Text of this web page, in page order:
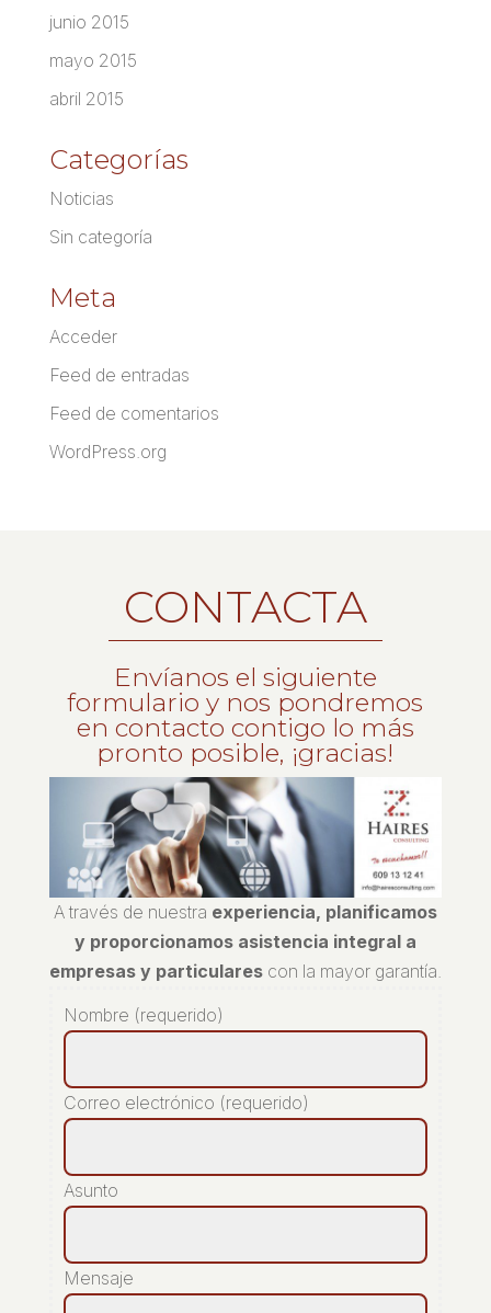
junio 2015
mayo 2015
abril 2015
Categorías
Noticias
Sin categoría
Meta
Acceder
Feed de entradas
Feed de comentarios
WordPress.org
CONTACTA
Envíanos el siguiente
formulario y nos pondremos
en contacto contigo lo más
pronto posible, ¡gracias!
A través de nuestra experiencia, planificamos
y proporcionamos asistencia integral a
empresas y particularescon la mayor garantía.
Nombre (requerido)
Correo electrónico (requerido)
Asunto
Mensaje